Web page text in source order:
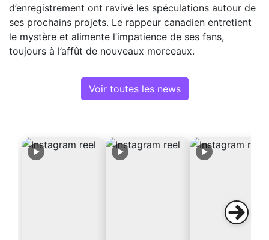
d’enregistrement ont ravivé les spéculations autour de
ses prochains projets. Le rappeur canadien entretient
le mystère et alimente l’impatience de ses fans,
toujours à l’affût de nouveaux morceaux.
Voir toutes les news